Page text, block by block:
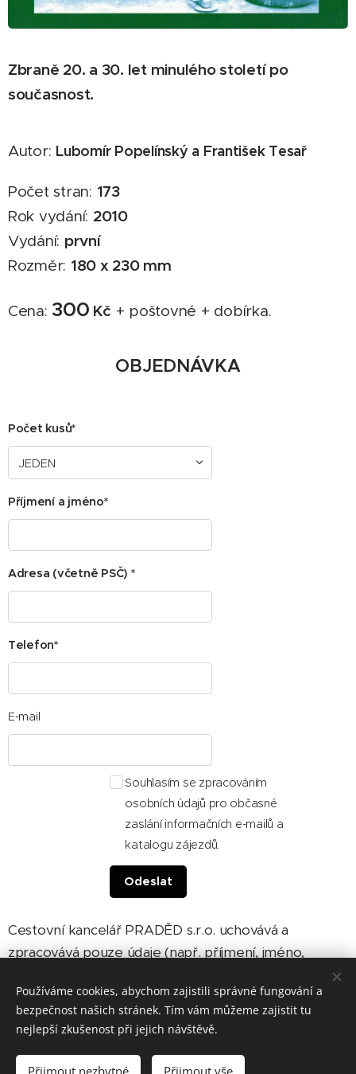
Zbraně 20. a 30. let minulého století po
současnost.
Autor: Lubomír Popelínský a František Tesař
Počet stran: 173
Rok vydání: 2010
Vydání: první
Rozměr: 180 x 230 mm
Cena: 300 Kč + poštovné + dobírka.
OBJEDNÁVKA
Počet kusů*
Příjmení a jméno*
Adresa (včetně PSČ) *
Telefon*
E-mail
Souhlasím se zpracováním
osobních údajů pro občasné
zaslání informačních e-mailů a
katalogu zájezdů.
Odeslat
Cestovní kancelář PRADĚD s.r.o. uchovává a
zpracovává pouze údaje (např. příjmení, jméno,
objednávky. Odesláním souhlasíte s jejich využitím.
Používáme cookies, abychom zajistili správné fungování a
bezpečnost našich stránek. Tím vám můžeme zajistit tu
nejlepší zkušenost při jejich návštěvě.
Přijmout nezbytné Přijmout vše